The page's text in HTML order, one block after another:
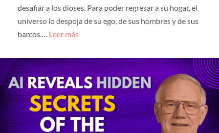
desafiar a los dioses. Para poder regresar a su hogar, el
universo lo despoja de su ego, de sus hombres y de sus
barcos.… Leer más